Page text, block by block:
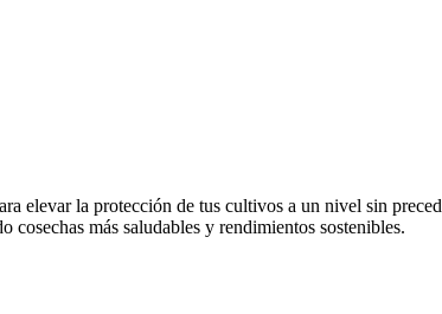
la protección de tus cultivos a un nivel sin
cosechas más saludables y rendimientos sostenibles.